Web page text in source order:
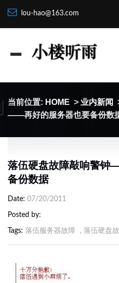
lou-hao@163.com
当前位置: HOME > 业内新闻
——再好的服务器也要备份数
落伍硬盘故障敲响警
备份数据
Date 07/20/2011
Posted by
Tags 落伍服务器故障 , 落伍硬盘